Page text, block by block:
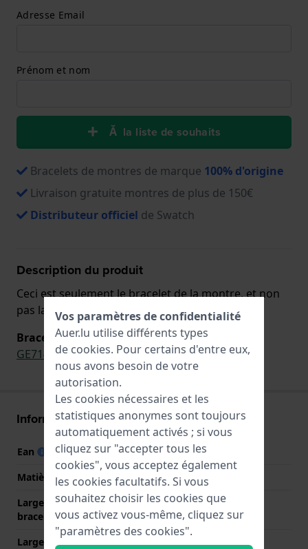
Adresse Email
Prénom et nom
Ă la liste de souhaits
Bracelets de montres de marque 100% d'origine
Livraison gratuite montres de plus de 150€
Distributeur officiel de Swatch
Description du produit
Ceci est seulement le bracelet de la montre, et non
pas la montre complète.
Bracelet original pour
GE714
Informations bracelet
Ean
7610522804463
Matière bracelet
Silicone
Largeur de la patte (du
bracelet)
17 mm
Largeur entre Corne
Vos paramètres de confidentialité
Auer.lu utilise différents types
de cookies. Pour certains d'entre eux,
nous avons besoin de votre
autorisation.
Les cookies nécessaires et les
statistiques anonymes sont toujours
automatiquement activés ; si vous
cliquez sur "accepter tous les
cookies", vous acceptez également
les cookies facultatifs. Si vous
souhaitez choisir les cookies que
vous activez vous-même, cliquez sur
"paramètres des cookies".